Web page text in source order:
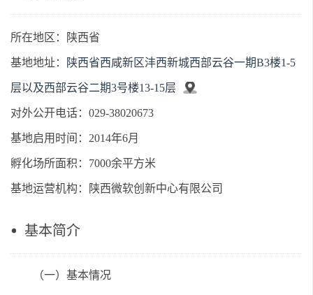
所在地区：陕西省
基地地址： 陕西省西咸新区沣西新城西部云谷一期B3楼1-5
层以及西部云谷二期3号楼13-15层
对外公开电话：029-38020673
基地启用时间：2014年6月
孵化场所面积：7000余平方米
基地运营机构：陕西微软创新中心有限公司
基本简介
（一）基本情况